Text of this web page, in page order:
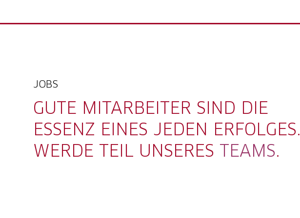
JOBS
GUTE MITARBEITER SIND DIE
ESSENZ EINES JEDEN ERFOLGES.
WERDE TEIL UNSERES
TEAMS.